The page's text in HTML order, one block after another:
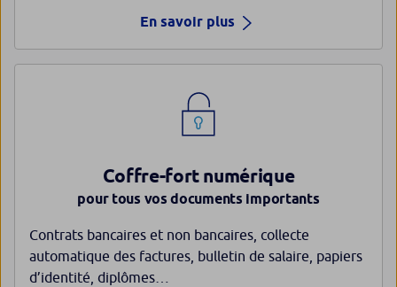
En savoir plus
Coffre-fort numérique
pour tous vos documents importants
Contrats bancaires et non bancaires, collecte
automatique des factures, bulletin de salaire, papiers
d’identité, diplômes…